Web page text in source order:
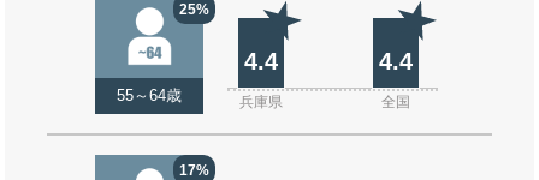
25%
55～64歳
4.4 4.4
兵庫県 全国
17%